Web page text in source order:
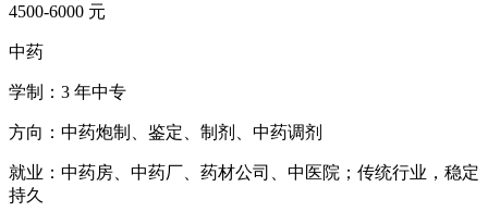
4500-6000 元
中药
学制：3 年中专
方向：中药炮制、鉴定、制剂、中药调剂
就业：中药房、中药厂、药材公司、中医院；传统行业，稳定
持久